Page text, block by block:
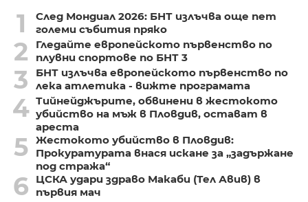
1
След Мондиал 2026: БНТ излъчва още пет
големи събития пряко
2
Гледайте европейското първенство по
плувни спортове по БНТ 3
3
БНТ излъчва европейското първенство по
лека атлетика - вижте програмата
4 Тийнейджърите, обвинени в жестокото
убийство на мъж в Пловдив, остават в
ареста
5 Жестокото убийство в Пловдив:
Прокуратурата внася искане за „задържане
под стража“
6
ЦСКА удари здраво Макаби (Тел Авив) в
първия мач